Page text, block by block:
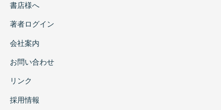
書店様へ
著者ログイン
会社案内
お問い合わせ
リンク
採用情報